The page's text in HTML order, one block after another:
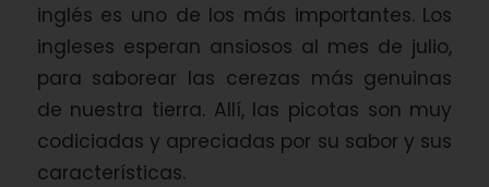
inglés es uno de los más importantes. Los
ingleses esperan ansiosos al mes de julio,
para saborear las cerezas más genuinas
de nuestra tierra. Allí, las picotas son muy
codiciadas y apreciadas por su sabor y sus
características.